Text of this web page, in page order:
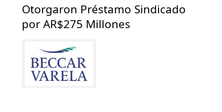
Otorgaron Préstamo Sindicado
por AR$275 Millones